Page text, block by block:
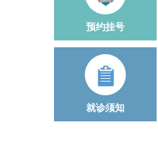
预约挂号
就诊须知